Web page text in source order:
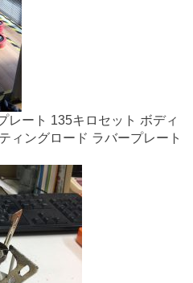
レート 135キロセット ボディ
ィングロード ラバープレート